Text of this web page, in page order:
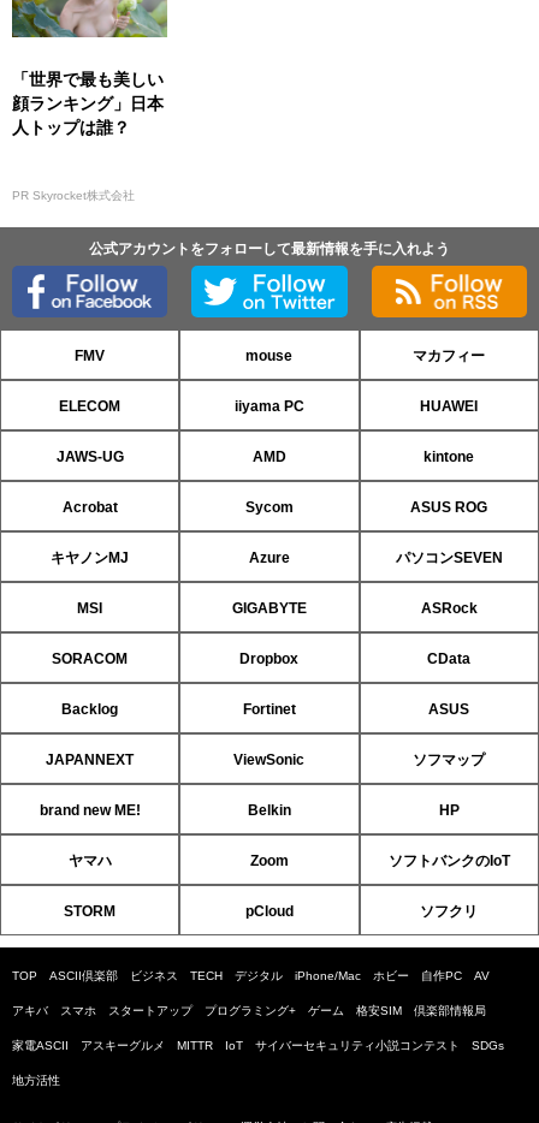
「世界で最も美しい
顔ランキング」日本
人トップは誰？
PR Skyrocket株式会社
公式アカウントをフォローして最新情報を手に入れよう
FMV mouse マカフィー
ELECOM iiyama PC HUAWEI
JAWS-UG AMD kintone
Acrobat Sycom ASUS ROG
キヤノンMJ Azure パソコンSEVEN
MSI GIGABYTE ASRock
SORACOM Dropbox CData
Backlog Fortinet ASUS
JAPANNEXT ViewSonic ソフマップ
brand new ME! Belkin HP
ヤマハ Zoom ソフトバンクのIoT
STORM pCloud ソフクリ
TOP ASCII倶楽部 ビジネス TECH デジタル iPhone/Mac ホビー 自作PC AV
アキバ スマホ スタートアップ プログラミング+ ゲーム 格安SIM 倶楽部情報局
家電ASCII アスキーグルメ MITTR IoT サイバーセキュリティ小説コンテスト SDGs
地方活性